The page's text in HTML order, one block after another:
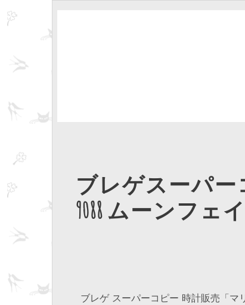
ブレゲスーパー
9088 ムーンフェ
ブレゲ スーパーコピー 時計販売「マ